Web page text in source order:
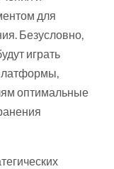
для
Безусловно,
играть
оптимальные